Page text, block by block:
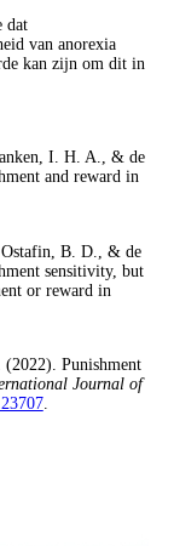
dat
van anorexia
kan zijn om dit in
I. H. A., & de
and reward in
B. D., & de
sensitivity, but
or reward in
Punishment
Journal of
.